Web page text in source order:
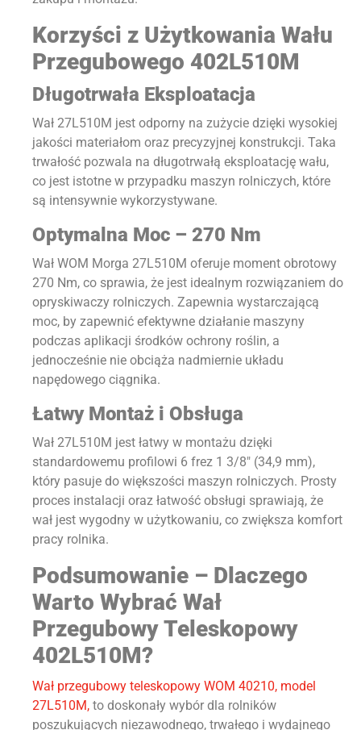
Korzyści z Użytkowania Wału
Przegubowego 402L510M
Długotrwała Eksploatacja
Wał 27L510M jest odporny na zużycie dzięki wysokiej
jakości materiałom oraz precyzyjnej konstrukcji. Taka
trwałość pozwala na długotrwałą eksploatację wału,
co jest istotne w przypadku maszyn rolniczych, które
są intensywnie wykorzystywane.
Optymalna Moc – 270 Nm
Wał WOM Morga 27L510M oferuje moment obrotowy
270 Nm, co sprawia, że jest idealnym rozwiązaniem do
opryskiwaczy rolniczych. Zapewnia wystarczającą
moc, by zapewnić efektywne działanie maszyny
podczas aplikacji środków ochrony roślin, a
jednocześnie nie obciąża nadmiernie układu
napędowego ciągnika.
Łatwy Montaż i Obsługa
Wał 27L510M jest łatwy w montażu dzięki
standardowemu profilowi 6 frez 1 3/8″ (34,9 mm),
który pasuje do większości maszyn rolniczych. Prosty
proces instalacji oraz łatwość obsługi sprawiają, że
wał jest wygodny w użytkowaniu, co zwiększa komfort
pracy rolnika.
Podsumowanie – Dlaczego
Warto Wybrać Wał
Przegubowy Teleskopowy
402L510M?
Wał przegubowy teleskopowy WOM 40210, model
27L510M, to doskonały wybór dla rolników
poszukujących niezawodnego, trwałego i wydajnego